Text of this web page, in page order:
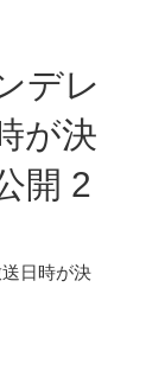
デレ
が決
開 2
日時が決